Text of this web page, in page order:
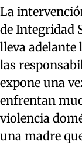
La
de Integridad
lleva
las
expone una
enfrentan
violencia
una madre